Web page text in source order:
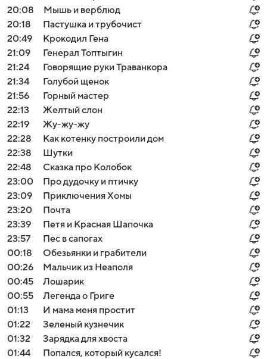
20:08
Мышь и верблюд
20:18
Пастушка и трубочист
20:49
Крокодил Гена
21:09
Генерал Топтыгин
21:24
Говорящие руки Траванкора
21:34
Голубой щенок
21:56
Горный мастер
22:13
Желтый слон
22:19
Жу-жу-жу
22:28
Как котенку построили дом
22:38
Шутки
22:48
Сказка про Колобок
23:00
Про дудочку и птичку
23:09
Приключения Хомы
23:20
Почта
23:39
Петя и Красная Шапочка
23:57
Пес в сапогах
00:18
Обезьянки и грабители
00:26
Мальчик из Неаполя
00:45
Лошарик
00:55
Легенда о Григе
01:13
И мама меня простит
01:22
Зеленый кузнечик
01:32
Зарядка для хвоста
01:44
Попался, который кусался!